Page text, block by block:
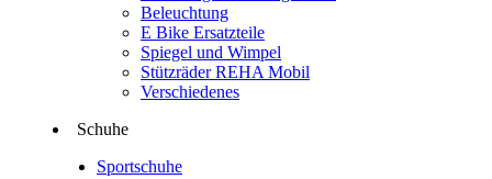
Beleuchtung
E Bike Ersatzteile
Spiegel und Wimpel
Stützräder REHA Mobil
Verschiedenes
Schuhe
Sportschuhe